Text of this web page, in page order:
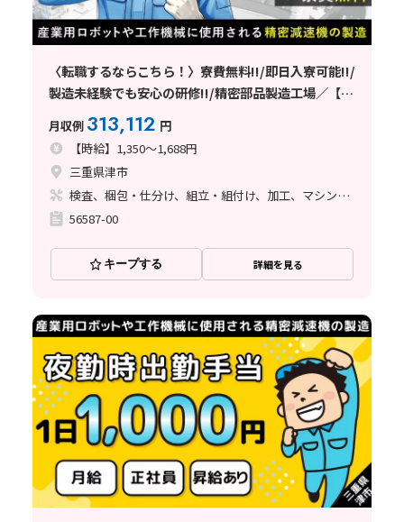
〈転職するならこちら！〉寮費無料!!/即日入寮可能!!/
製造未経験でも安心の研修!!/精密部品製造工場／【三
重県津市】
月収例 313,112 円
【時給】1,350～1,688円
三重県津市
検査、梱包・仕分け、組立・組付け、加工、マシンオペレーター、清掃・洗浄、品質管理、ライン作業、バリ取り
56587-00
キープする 詳細を見る